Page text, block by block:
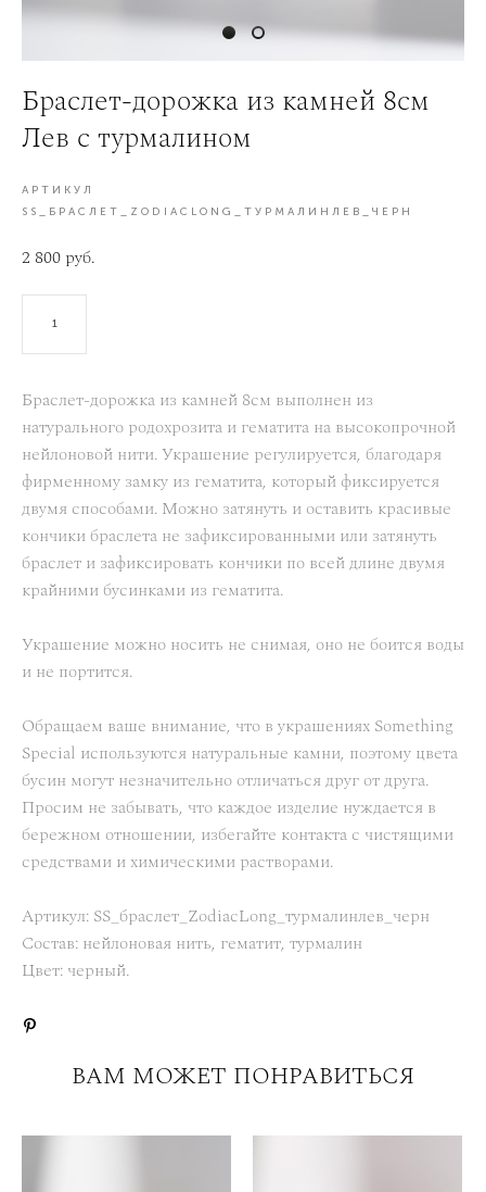
Браслет-дорожка из камней 8см
Лев с турмалином
АРТИКУЛ
SS_БРАСЛЕТ_ZODIACLONG_ТУРМАЛИНЛЕВ_ЧЕРН
2 800 pуб.
Браслет-дорожка из камней 8см выполнен из
натурального родохрозита и гематита на высокопрочной
нейлоновой нити. Украшение регулируется, благодаря
фирменному замку из гематита, который фиксируется
двумя способами. Можно затянуть и оставить красивые
кончики браслета не зафиксированными или затянуть
браслет и зафиксировать кончики по всей длине двумя
крайними бусинками из гематита.
Украшение можно носить не снимая, оно не боится воды
и не портится.
Обращаем ваше внимание, что в украшениях Something
Special используются натуральные камни, поэтому цвета
бусин могут незначительно отличаться друг от друга.
Просим не забывать, что каждое изделие нуждается в
бережном отношении, избегайте контакта с чистящими
средствами и химическими растворами.
Артикул: SS_браслет_ZodiacLong_турмалинлев_черн
Состав: нейлоновая нить, гематит, турмалин
Цвет: черный.
ВАМ МОЖЕТ ПОНРАВИТЬСЯ